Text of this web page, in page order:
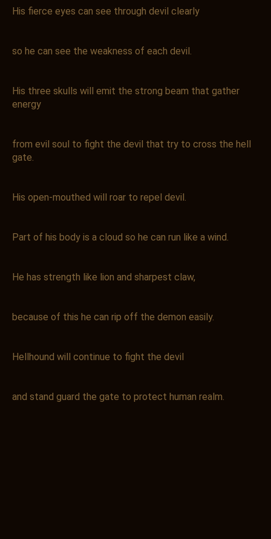
His fierce eyes can see through devil clearly
so he can see the weakness of each devil.
His three skulls will emit the strong beam that gather
energy
from evil soul to fight the devil that try to cross the hell
gate.
His open-mouthed will roar to repel devil.
Part of his body is a cloud so he can run like a wind.
He has strength like lion and sharpest claw,
because of this he can rip off the demon easily.
Hellhound will continue to fight the devil
and stand guard the gate to protect human realm.